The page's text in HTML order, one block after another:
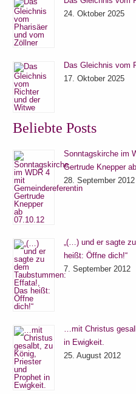
24. Oktober 2025
Das Gleichnis vom
17. Oktober 2025
Beliebte Posts
Sonntagskirche im
Gertrude Knepper
28. September 2012
„(…) und er sagte
heißt: Öffne dich!“
7. September 2012
…mit Christus
in Ewigkeit.
25. August 2012